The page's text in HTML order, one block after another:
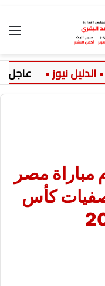
عاجل:
مصر
كأس